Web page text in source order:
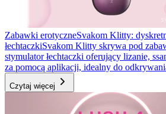
Zabawki erotyczneSvakom Klitty:
łechtaczkiSvakom Klitty skrywa pod
stymulator łechtaczki oferujący lizanie,
za pomocą aplikacji, idealny do
Czytaj więcej